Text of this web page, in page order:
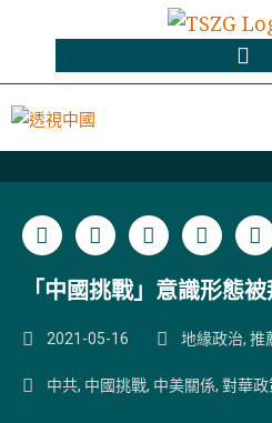
「中國挑戰」意識形態
2021-05-16 地緣政治, 推
中共, 中國挑戰, 中美關係, 對華政